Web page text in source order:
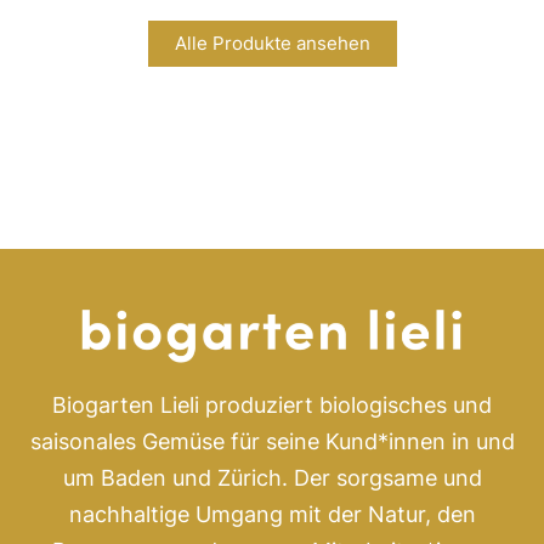
Alle Produkte ansehen
Biogarten Lieli produziert biologisches und
saisonales Gemüse für seine Kund*innen in und
um Baden und Zürich. Der sorgsame und
nachhaltige Umgang mit der Natur, den